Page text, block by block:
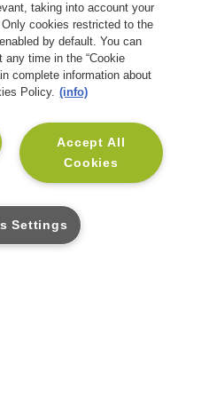
chamada para
o
Custo de
| 24h.
taking into account your
cookies restricted to the
by default. You can
time in the “Cookie
complete information about
Policy. (info)
Accept All
Cookies
Settings